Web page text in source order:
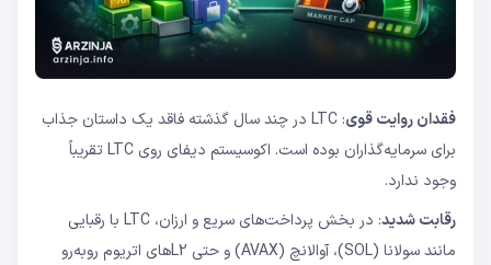
فقدان روایت قوی
: LTC در چند سال گذشته فاقد یک داستان جذاب
برای سرمایه‌گذاران بوده است. اکوسیستم دیفای روی LTC تقریباً
وجود ندارد.
رقابت شدید
: در بخش پرداخت‌های سریع و ارزان، LTC با رقبایی
مانند سولانا (SOL)، آوالانچ (AVAX) و حتی L2های اتریوم روبه‌رو